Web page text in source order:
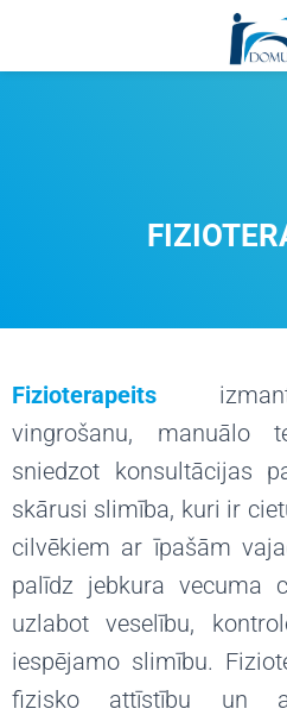
Fizioterapeits
vingrošanu, manuālo
sniedzot konsultācijas
skārusi slimība, kuri ir
cilvēkiem ar īpašām
palīdz jebkura vecuma
uzlabot veselību,
iespējamo slimību.
fizisko attīstību un